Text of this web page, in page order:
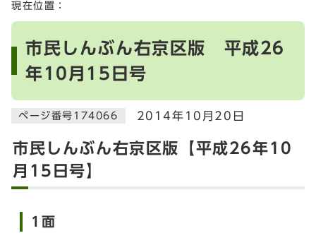
現在位置：
市民しんぶん右京区版 平成26
年10月15日号
ページ番号174066 2014年10月20日
市民しんぶん右京区版【平成26年10
月15日号】
1面